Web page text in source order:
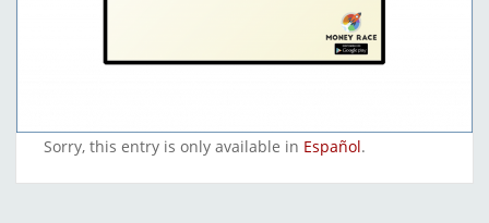
Sorry, this entry is only available in Español.